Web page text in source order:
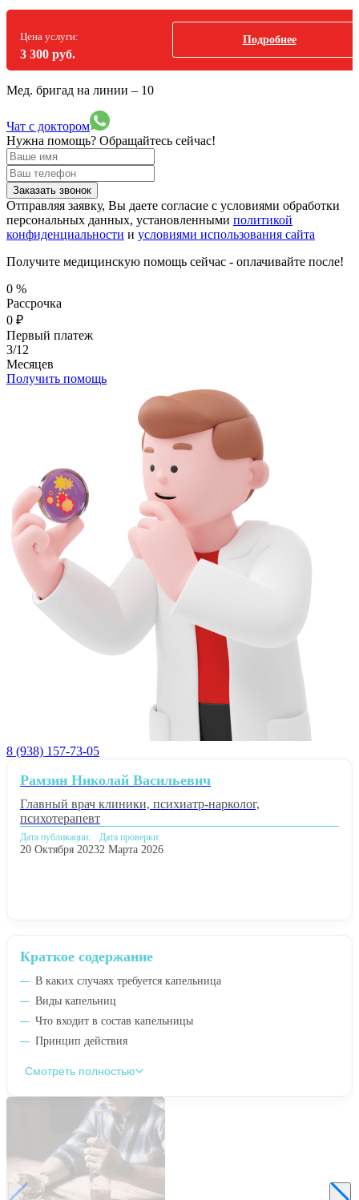
Цена услуги:
3 300 руб.
Подробнее
Мед. бригад на линии – 10
Чат с доктором
Нужна помощь? Обращайтесь сейчас!
Заказать звонок
Отправляя заявку, Вы даете согласие с условиями обработки
персональных данных, установленными политикой
конфиденциальности и условиями использования сайта
Получите медицинскую помощь сейчас - оплачивайте после!
0 %
Рассрочка
0 ₽
Первый платеж
3/12
Месяцев
Получить помощь
8 (938) 157-73-05
Краткое содержание
В каких случаях требуется капельница
Виды капельниц
Что входит в состав капельницы
Принцип действия
Смотреть полностью
Рамзин Николай Васильевич
Главный врач клиники, психиатр-нарколог,
психотерапевт
Дата публикации:
20 Октября 2023
Дата проверки:
2 Марта 2026